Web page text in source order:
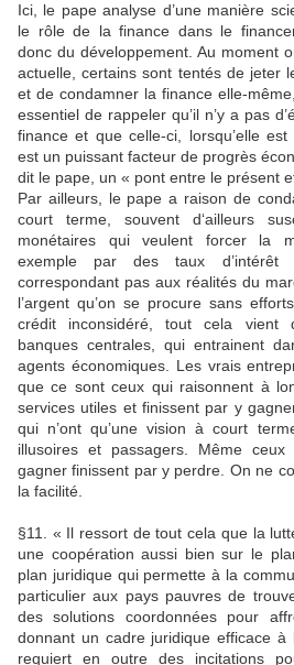
Ici, le pape analyse d’une manière
le rôle de la finance dans le
donc du développement. Au moment
actuelle, certains sont tentés de jeter
et de condamner la finance elle-
essentiel de rappeler qu’il n’y a pas
finance et que celle-ci, lorsqu’elle
est un puissant facteur de progrès
dit le pape, un « pont entre le présent et
Par ailleurs, le pape a raison de
court terme, souvent d‘ailleurs
monétaires qui veulent forcer la
exemple par des taux d’intérêt
correspondant pas aux réalités du
l’argent qu’on se procure sans
crédit inconsidéré, tout cela vient
banques centrales, qui entrainent
agents économiques. Les vrais
que ce sont ceux qui raisonnent à
services utiles et finissent par y
qui n’ont qu’une vision à court
illusoires et passagers. Même
gagner finissent par y perdre. On ne
la facilité.
§11. « Il ressort de tout cela que la
une coopération aussi bien sur le
plan juridique qui permette à la
particulier aux pays pauvres de
des solutions coordonnées pour
donnant un cadre juridique efficace à
requiert en outre des incitations